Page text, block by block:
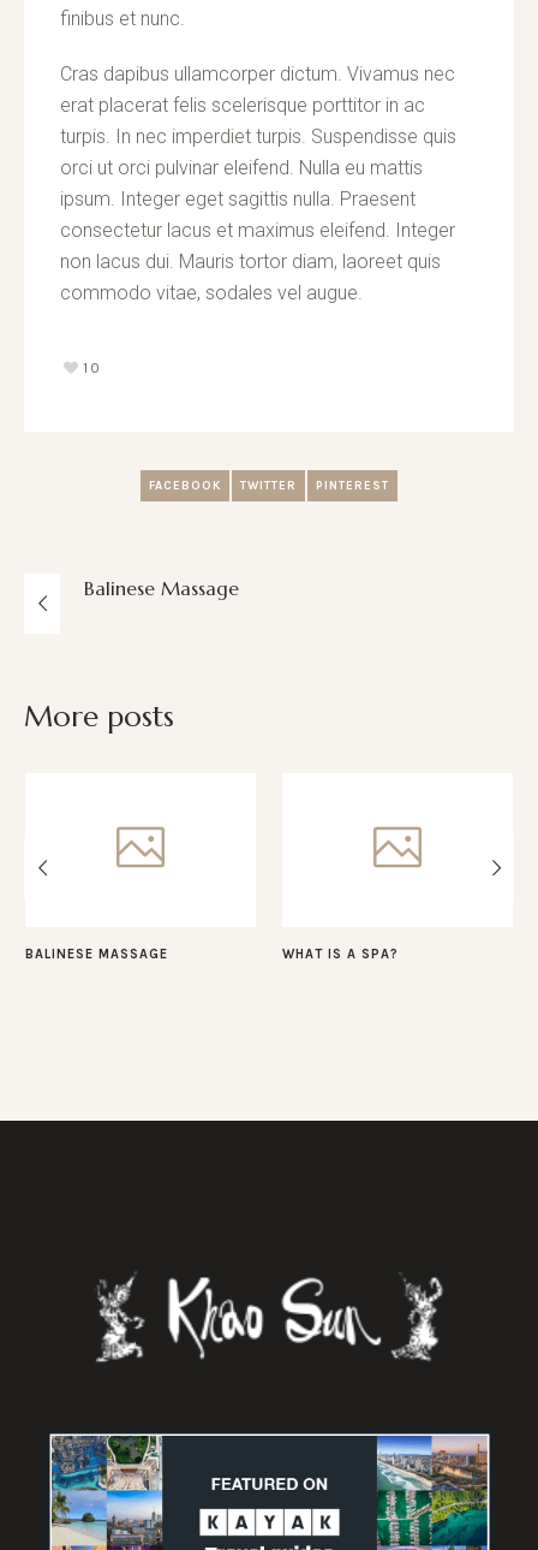
finibus et nunc.
Cras dapibus ullamcorper dictum. Vivamus nec
erat placerat felis scelerisque porttitor in ac
turpis. In nec imperdiet turpis. Suspendisse quis
orci ut orci pulvinar eleifend. Nulla eu mattis
ipsum. Integer eget sagittis nulla. Praesent
consectetur lacus et maximus eleifend. Integer
non lacus dui. Mauris tortor diam, laoreet quis
commodo vitae, sodales vel augue.
10
FACEBOOK TWITTER PINTEREST
Balinese Massage
More posts
BALINESE MASSAGE WHAT IS A SPA?